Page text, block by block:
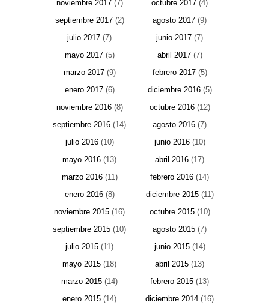
noviembre 2017(7) octubre 2017 (4)
septiembre 2017(2) agosto 2017 (9)
julio 2017 (7) junio 2017 (7)
mayo 2017(5) abril 2017(7)
marzo 2017(9) febrero 2017(5)
enero 2017(6) diciembre 2016(5)
noviembre 2016(8) octubre 2016(12)
septiembre 2016 (14) agosto 2016 (7)
julio 2016(10) junio 2016(10)
mayo 2016 (13) abril 2016 (17)
marzo 2016(11) febrero 2016 (14)
enero 2016(8) diciembre 2015(11)
noviembre 2015 (16) octubre 2015(10)
septiembre 2015 (10) agosto 2015 (7)
julio 2015 (11) junio 2015(14)
mayo 2015 (18) abril 2015 (13)
marzo 2015 (14) febrero 2015 (13)
enero 2015 (14) diciembre 2014 (16)